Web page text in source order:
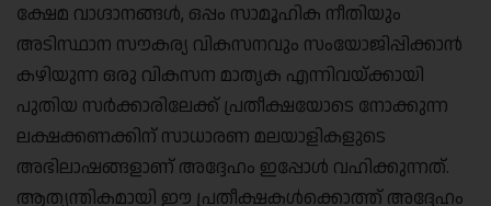
ക്ഷേമ വാഗ്ദാനങ്ങൾ, ഒപ്പം സാമൂഹിക നീതിയും
അടിസ്ഥാന സൗകര്യ വികസനവും സംയോജിപ്പിക്കാൻ
കഴിയുന്ന ഒരു വികസന മാതൃക എന്നിവയ്ക്കായി
പുതിയ സർക്കാരിലേക്ക് പ്രതീക്ഷയോടെ നോക്കുന്ന
ലക്ഷക്കണക്കിന് സാധാരണ മലയാളികളുടെ
അഭിലാഷങ്ങളാണ് അദ്ദേഹം ഇപ്പോൾ വഹിക്കുന്നത്.
ആത്യന്തികമായി ഈ പ്രതീക്ഷകൾക്കൊത്ത് അദ്ദേഹം